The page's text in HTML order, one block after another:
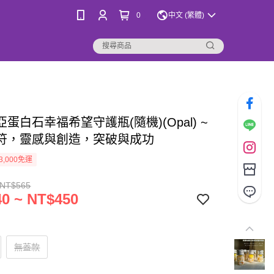
0 中文 (繁體)
蛋白石幸福希望守護瓶(隨機)(Opal) ~
，靈感與創造，突破與成功
免運
~ NT$450
無蓋款